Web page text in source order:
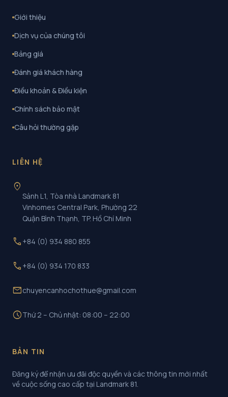
Giới thiệu
Dịch vụ của chúng tôi
Bảng giá
Đánh giá khách hàng
Điều khoản & Điều kiện
Chính sách bảo mật
Câu hỏi thường gặp
LIÊN HỆ
location_on
Sảnh L1, Tòa nhà Landmark 81
Vinhomes Central Park, Phường 22
Quận Bình Thạnh, TP. Hồ Chí Minh
call +84 (0) 934 880 855
call +84 (0) 934 170 833
mailchuyencanhochothue@gmail.com
scheduleThứ 2 – Chủ nhật: 08:00 – 22:00
BẢN TIN
Đăng ký để nhận ưu đãi độc quyền và các thông tin mới nhất
về cuộc sống cao cấp tại Landmark 81.